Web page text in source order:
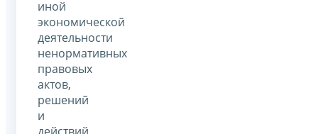
иной
экономической
деятельности
ненормативных
правовых
актов,
решений
и